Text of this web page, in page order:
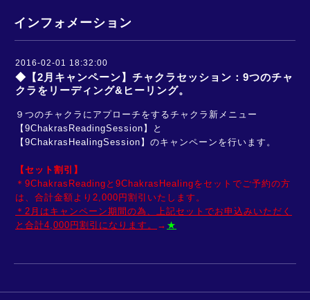
インフォメーション
2016-02-01 18:32:00
◆【2月キャンペーン】チャクラセッション：9つのチャ
クラをリーディング&ヒーリング。
９つのチャクラにアプローチをするチャクラ新メニュー
【9ChakrasReadingSession】と
【9ChakrasHealingSession】のキャンペーンを行います。
【セット割引】
＊9ChakrasReadingと9ChakrasHealingをセットでご予約の方
は、合計金額より2,000円割引いたします。
＊2月はキャンペーン期間の為、上記セットでお申込みいただく
と合計4,000円割引になります。
→ ★